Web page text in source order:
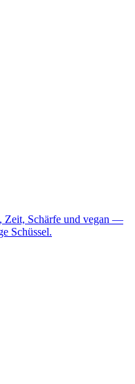
Zeit, Schärfe und vegan —
Schüssel.